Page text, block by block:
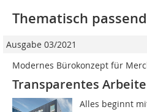
Thematisch
Ausgabe 03/2021
Modernes Bürokonzept für
Transparentes
Alles beginnt